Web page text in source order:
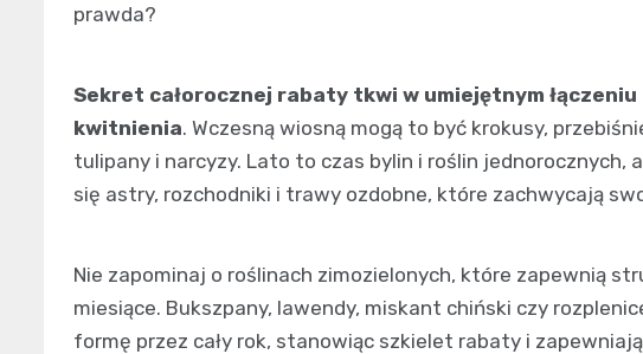
prawda?
Sekret całorocznej rabaty tkwi w umiejętnym
kwitnienia. Wczesną wiosną mogą to być krokusy,
tulipany i narcyzy. Lato to czas bylin i roślin jednorocznych,
się astry, rozchodniki i trawy ozdobne, które zachwycają
Nie zapominaj o roślinach zimozielonych, które zapewnią
miesiące. Bukszpany, lawendy, miskant chiński czy
formę przez cały rok, stanowiąc szkielet rabaty i